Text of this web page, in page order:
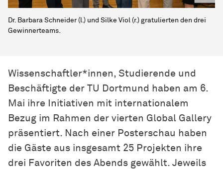
Dr. Barbara Schneider (l.) und Silke Viol (r.) gratulierten den drei
Gewinnerteams.
Wissen­schaft­ler*innen, Studierende und
Beschäftigte der TU Dortmund haben am 6.
Mai ihre Initiativen mit internationalem
Bezug im Rahmen der vierten Global Gallery
präsentiert. Nach einer Posterschau haben
die Gäste aus insgesamt 25 Projekten ihre
drei Favoriten des Abends gewählt. Jeweils